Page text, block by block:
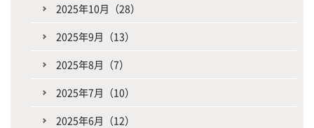
2025年10月（28）
2025年9月（13）
2025年8月（7）
2025年7月（10）
2025年6月（12）